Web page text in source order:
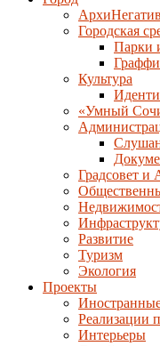
АрхиНегатив
Городская
Парки
Культура
«Умный
Градсовет и
Развитие
Туризм
Экология
Проекты
Реализации
Интерьеры